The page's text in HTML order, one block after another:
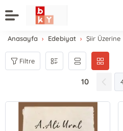
Anasayfa Edebiyat Şiir Üzerine
Filtre
10